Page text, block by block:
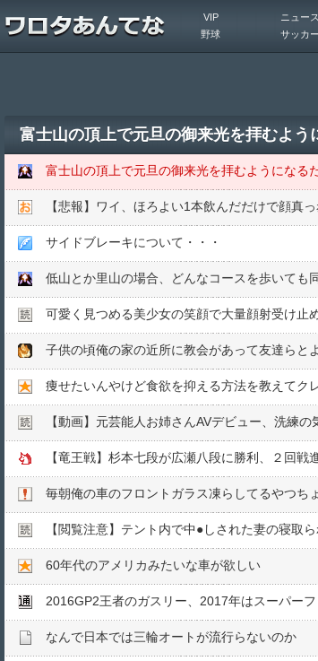
VIP ニュース
野球
サッカー
富士山の頂上で元旦の御来光を拝むよ
【悲報】ワイ、ほろよい1本飲んだだけで顔真
サイドブレーキについて・・・
可愛く見つめる美少女の笑顔で大量顔射受け止
痩せたいんやけど食欲を抑える方法を教えてク
【動画】元芸能人お姉さんAVデビュー、洗練の
【竜王戦】杉本七段が広瀬八段に勝利、２回戦
毎朝俺の車のフロントガラス凍らしてるやつち
【閲覧注意】テント内で中●︎しされた妻の寝取
60年代のアメリカみたいな車が欲しい
2016GP2王者のガスリー、2017年はスーパー
なんで日本では三輪オートが流行らないのか